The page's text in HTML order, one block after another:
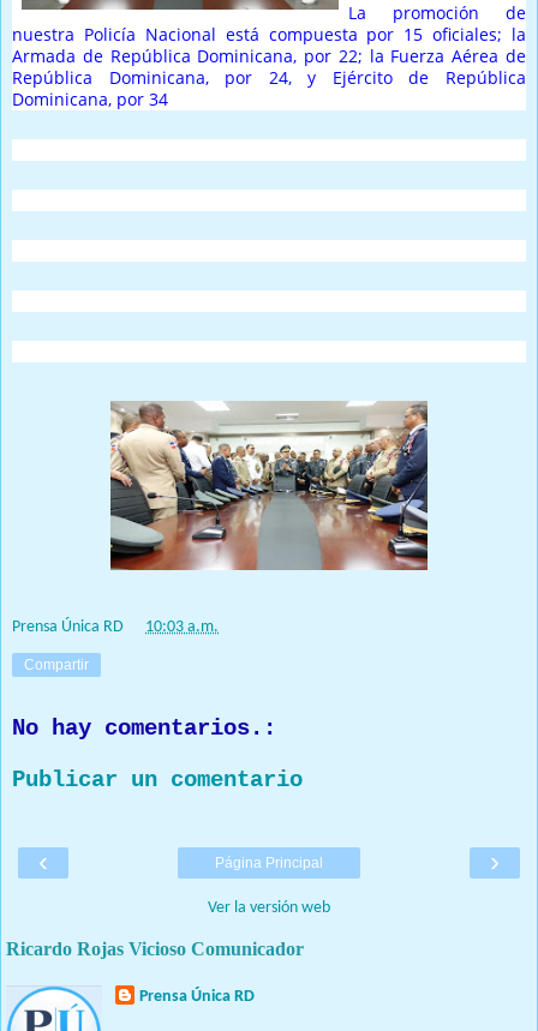
La promoción de
nuestra Policía Nacional está compuesta por 15 oficiales; la
Armada de República Dominicana, por 22; la Fuerza Aérea de
República Dominicana, por 24, y Ejército de República
Dominicana, por 34
Prensa Única RD 10:03 a.m.
Compartir
No hay comentarios.:
Publicar un comentario
‹ ›
Página Principal
Ver la versión web
Ricardo Rojas Vicioso Comunicador
Prensa Única RD